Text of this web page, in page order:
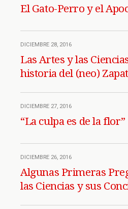
El Gato-Perro y el
DICIEMBRE 28, 2016
Las Artes y las
historia del (neo)
DICIEMBRE 27, 2016
“La culpa es de la flor”
DICIEMBRE 26, 2016
Algunas Primeras
las Ciencias y sus